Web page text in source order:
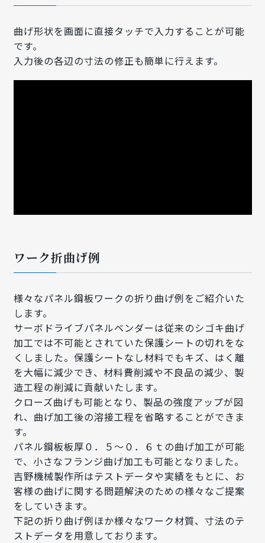
曲げ形状を画面に直接タッチで入力することが可能
です。
入力後の各辺の寸法の修正も簡単に行えます。
ワーク折曲げ例
様々なパネル鋼板ワークの折り曲げ例をご紹介いた
します。
サーボドライブパネルベンダーは従来のシゴキ曲げ
加工では不可能とされていた保護シートの切れをな
くしました。保護シートなし材料でもキズ、はく離
を大幅に減少でき、材料費削減や不良品の減少、製
造工程の削減に貢献いたします。
クローズ曲げも可能となり、製品の強度アップが図
れ、曲げ加工後の溶接工程を省略することができま
す。
パネル鋼板板厚０．５～０．６ｔの曲げ加工が可能
で、小さなフランジ曲げ加工も可能となりました。
吉野機械製作所はテストデータや実績をもとに、お
客様の曲げに関する問題解決のための様々なご提案
をしていきます。
下記の折り曲げ例ほか様々なワーク材質、寸法のテ
ストデータを用意しております。